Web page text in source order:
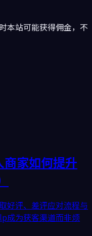
本站可能获得佣金，不
家如何提升
好评、差评应对流程与
成为获客渠道而非烦